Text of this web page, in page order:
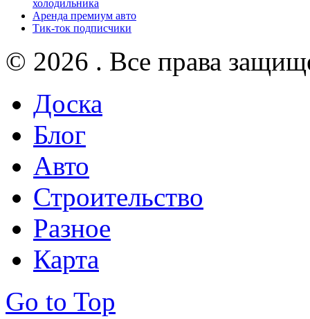
холодильника
Аренда премиум авто
Тик-ток подписчики
© 2026 . Все права
Доска
Блог
Авто
Строительство
Разное
Карта
Go to Top